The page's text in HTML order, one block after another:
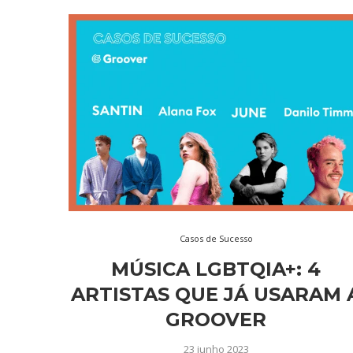
Casos de Sucesso
MÚSICA LGBTQIA+: 4
ARTISTAS QUE JÁ USARAM
GROOVER
23 junho 2023